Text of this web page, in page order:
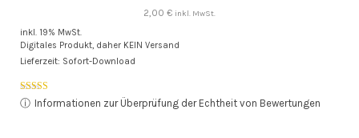
2,00 € inkl. MwSt.
inkl. 19% MwSt.
Digitales Produkt, daher KEIN Versand
Lieferzeit: Sofort-Download
Bewertet mit
5.00
ⓘ Informationen zur Überprüfung der Echtheit von Bewertungen